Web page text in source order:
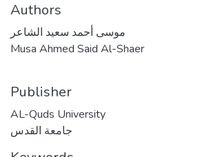
Authors
موسى أحمد سعيد الشاعر
Musa Ahmed Said Al-Shaer
Publisher
AL-Quds University
جامعة القدس